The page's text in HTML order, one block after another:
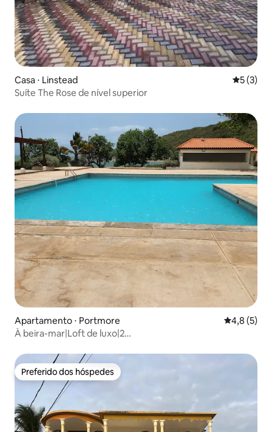
Casa ⋅ Linstead 5 de
5 (3)
Suíte The Rose de nível superior
Apartamento ⋅ Portmore 4,8 de
4,8 (5)
À beira-mar|Loft de luxo|2
Preferido dos hóspedes
Preferido dos hóspedes